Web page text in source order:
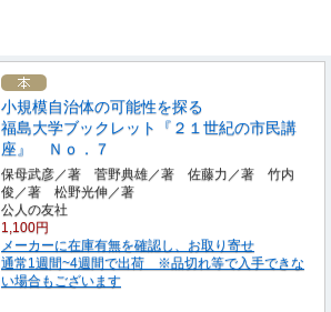
小規模自治体の可能性を探る
福島大学ブックレット『２１世紀の市民講
座』 Ｎｏ．７
保母武彦／著 菅野典雄／著 佐藤力／著 竹内
俊／著 松野光伸／著
公人の友社
1,100円
メーカーに在庫有無を確認し、お取り寄せ
通常1週間~4週間で出荷 ※品切れ等で入手できな
い場合もございます